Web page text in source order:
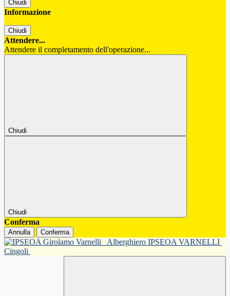
Chiudi
Informazione
Chiudi
Attendere...
Attendere il completamento dell'operazione...
Chiudi
Chiudi
Conferma
Annulla Conferma
Alberghiero IPSEOA VARNELLI
Cingoli